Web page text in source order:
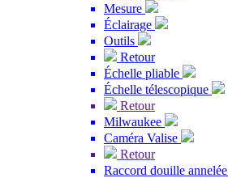
Mesure
Éclairage
Outils
Retour
Échelle pliable
Échelle télescopique
Retour
Milwaukee
Caméra Valise
Retour
Raccord douille annelée